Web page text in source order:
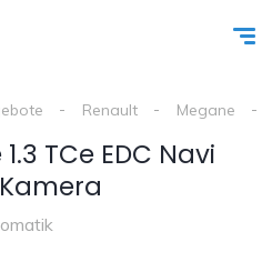
Renault Megane
TCe EDC Navi